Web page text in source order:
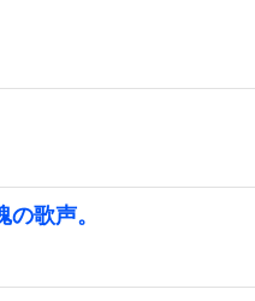
歌声。